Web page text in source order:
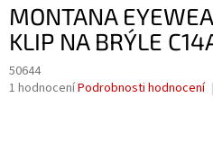
MONTANA
KLIP NA BRÝLE
50644
Průměrné
1 hodnoceníPodrobnosti hodnocení